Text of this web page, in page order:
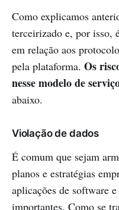
Como explicamos
terceirizado e, por isso,
em relação aos
pela plataforma. Os
nesse modelo de
abaixo.
Violação de dados
É comum que sejam
planos e estratégias
aplicações de software
importantes. Como se